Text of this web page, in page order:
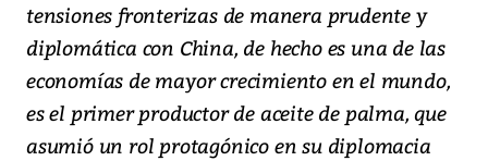
tensiones fronterizas de manera prudente y
diplomática con China, de hecho es una de las
economías de mayor crecimiento en el mundo,
es el primer productor de aceite de palma, que
asumió un rol protagónico en su diplomacia